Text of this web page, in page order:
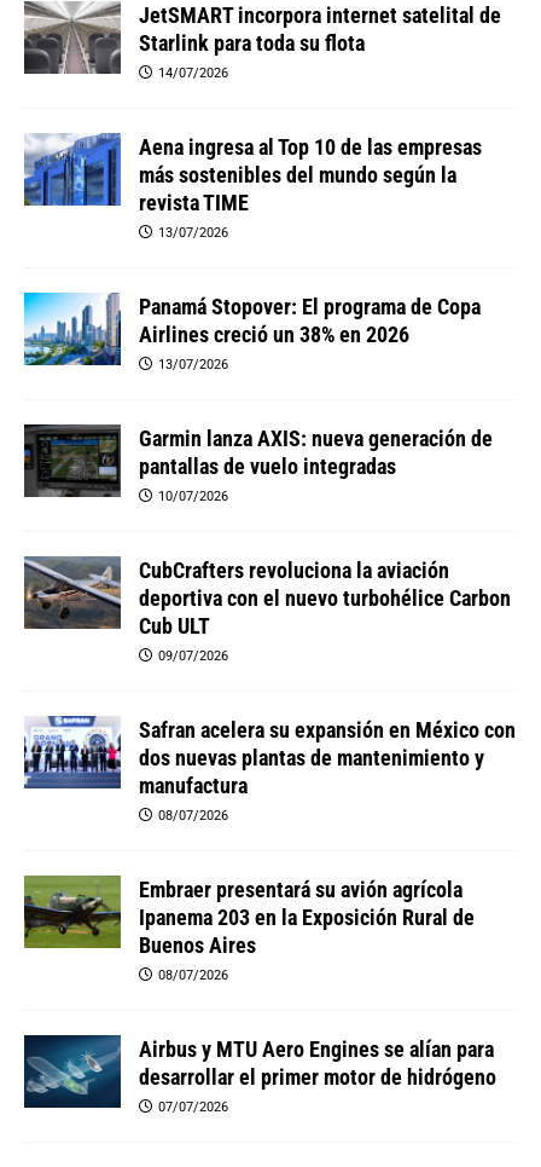
JetSMART incorpora internet satelital de
Starlink para toda su flota
14/07/2026
Aena ingresa al Top 10 de las empresas
más sostenibles del mundo según la
revista TIME
13/07/2026
Panamá Stopover: El programa de Copa
Airlines creció un 38% en 2026
13/07/2026
Garmin lanza AXIS: nueva generación de
pantallas de vuelo integradas
10/07/2026
CubCrafters revoluciona la aviación
deportiva con el nuevo turbohélice Carbon
Cub ULT
09/07/2026
Safran acelera su expansión en México con
dos nuevas plantas de mantenimiento y
manufactura
08/07/2026
Embraer presentará su avión agrícola
Ipanema 203 en la Exposición Rural de
Buenos Aires
08/07/2026
Airbus y MTU Aero Engines se alían para
desarrollar el primer motor de hidrógeno
07/07/2026